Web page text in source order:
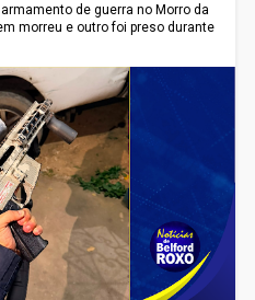
de guerra no Morro da
morreu e outro foi preso durante